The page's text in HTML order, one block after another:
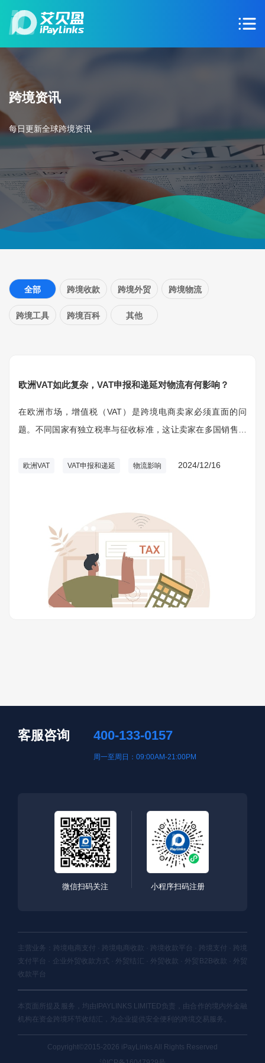
跨境资讯
每日更新全球跨境资讯
全部 跨境收款 跨境外贸 跨境物流
跨境工具 跨境百科 其他
欧洲VAT如此复杂，VAT申报和递延对物流有何影响？
在欧洲市场，增值税（VAT）是跨境电商卖家必须直面的问
题。不同国家有独立税率与征收标准，这让卖家在多国销售中
断，使经营者需密切关注最新法规动向。在国际竞争压力与消
欧洲VAT VAT申报和递延 物流影响 2024/12/16
客服咨询 400-133-0157
周一至周日：09:00AM-21:00PM
微信扫码关注 小程序扫码注册
主营业务：跨境电商支付 · 跨境电商收款 · 跨境收款平台 · 跨境支付 · 跨境
支付平台 · 企业外贸收款方式 · 外贸结汇 · 外贸收款 · 外贸B2B收款 · 外贸
收款平台
本页面所提及服务，均由IPAYLINKS LIMITED负责，由合作的境内外金融
机构在资金跨境环节收结汇，为企业提供安全便利的跨境交易服务。
Copyright©2015-2026 iPayLinks All Rights Reserved